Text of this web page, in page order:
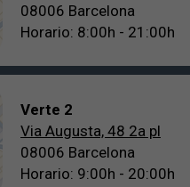
08006 Barcelona
Horario: 8:00h - 21:00h
Verte 2
Via Augusta, 48 2a pl
08006 Barcelona
Horario: 9:00h - 20:00h